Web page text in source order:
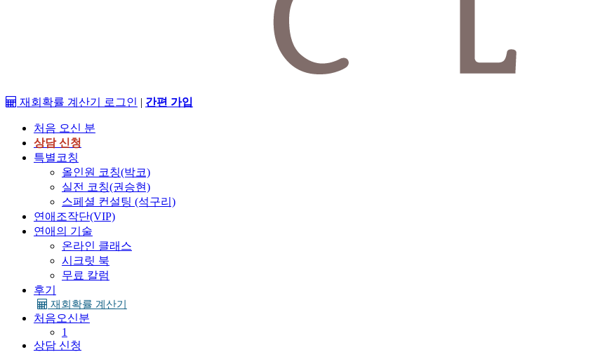
재회확률 계산기 로그인 | 간편 가입
처음 오신 분
상담 신청
특별코칭
올인원 코칭(박코)
실전 코칭(권승현)
스페셜 컨설팅 (석구리)
연애조작단(VIP)
연애의 기술
온라인 클래스
시크릿 북
무료 칼럼
후기
재회확률 계산기
처음오신분
1
상담 신청